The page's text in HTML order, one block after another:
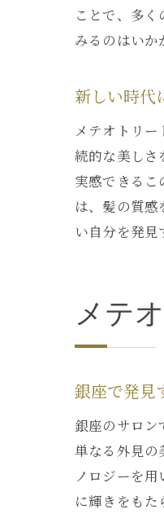
ことで、多
みるのはいか
新しい時代
メテオトリ
続的な美しさ
実感できるこ
は、髪の質
い自分を発見
メテ
銀座で発見
銀座のサロン
単なる外見の
ノロジーを
に輝きをもた